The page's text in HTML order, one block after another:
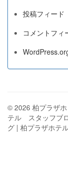
投稿フィード
コメントフィ
© 2026 柏プラザホ
テル スタッフブ
グ | 柏プラザホテ